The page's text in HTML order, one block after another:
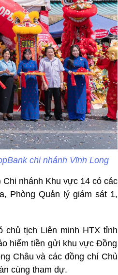
chi nhánh Vĩnh Long
nhánh Khu vực 14 có các
Phòng Quản lý giám sát 1,
tịch Liên minh HTX tỉnh
hiểm tiền gửi khu vực Đồng
Châu và các đồng chí Chủ
cùng tham dự.